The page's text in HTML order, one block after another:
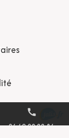
call
04 69 00 22 84